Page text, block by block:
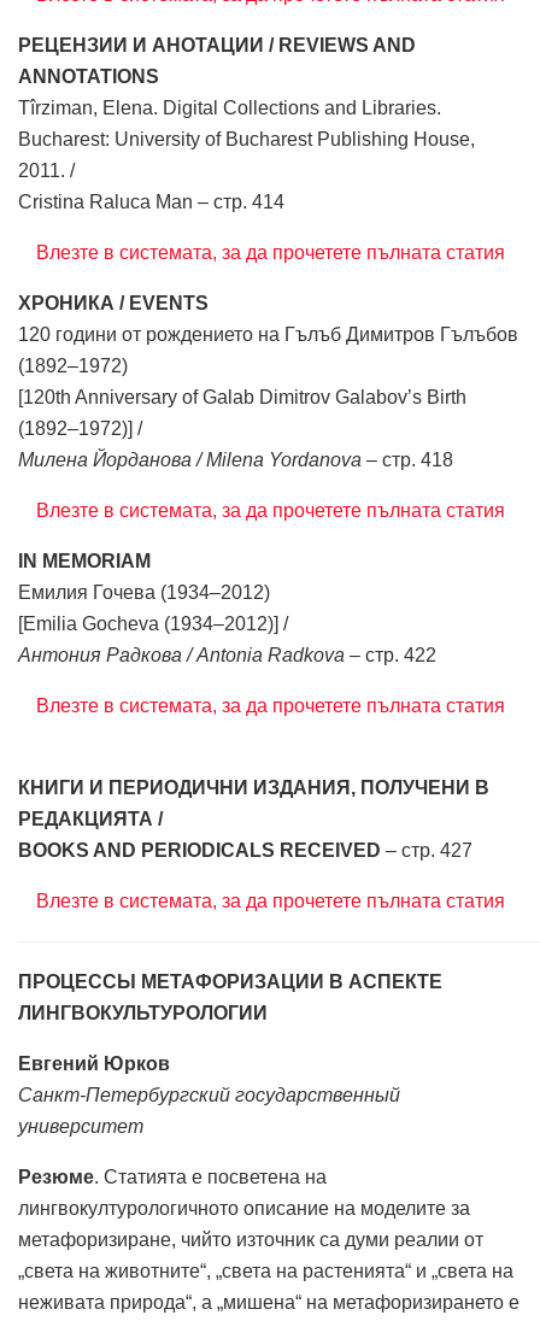
РЕЦЕНЗИИ И АНОТАЦИИ / REVIEWS AND
ANNOTATIONS
Tîrziman, Elena. Digital Collections and Libraries.
Bucharest: University of Bucharest Publishing House,
2011. /
Cristina Raluca Man – стр. 414
Влезте в системата, за да прочетете пълната статия
ХРОНИКА / EVENTS
120 години от рождението на Гълъб Димитров Гълъбов
(1892–1972)
[120th Anniversary of Galab Dimitrov Galabov’s Birth
(1892–1972)] /
Милена Йорданова / Milena Yordanova – стр. 418
Влезте в системата, за да прочетете пълната статия
IN MEMORIAM
Емилия Гочева (1934–2012)
[Emilia Gocheva (1934–2012)] /
Антония Радкова / Antonia Radkova – стр. 422
Влезте в системата, за да прочетете пълната статия
КНИГИ И ПЕРИОДИЧНИ ИЗДАНИЯ, ПОЛУЧЕНИ В
РЕДАКЦИЯТА /
BOOKS AND PERIODICALS RECEIVED – стр. 427
Влезте в системата, за да прочетете пълната статия
ПРОЦЕССЫ МЕТАФОРИЗАЦИИ В АСПЕКТЕ
ЛИНГВОКУЛЬТУРОЛОГИИ
Евгений Юрков
Санкт-Петербургский государственный
университет
Резюме. Статията е посветена на
лингвокултурологичното описание на моделите за
метафоризиране, чийто източник са думи реалии от
„света на животните“, „света на растенията“ и „света на
неживата природа“, а „мишена“ на метафоризирането е